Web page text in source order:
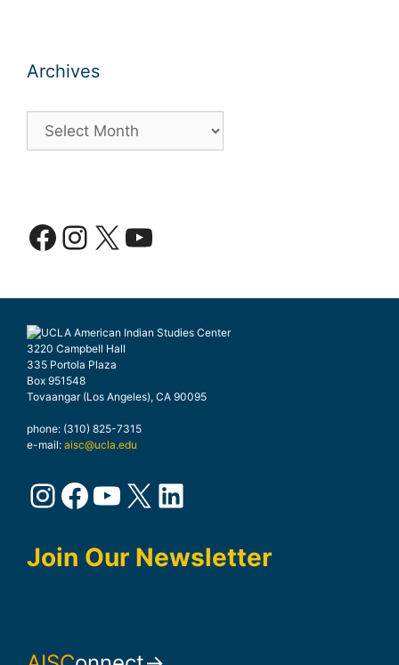
Archives
Facebook
Instagram
X YouTube
3220 Campbell Hall
335 Portola Plaza
Box 951548
Tovaangar (Los Angeles), CA 90095
phone: (310) 825-7315
e-mail: aisc@ucla.edu
Instagram
Facebook
YouTube
X LinkedIn
Join Our Newsletter